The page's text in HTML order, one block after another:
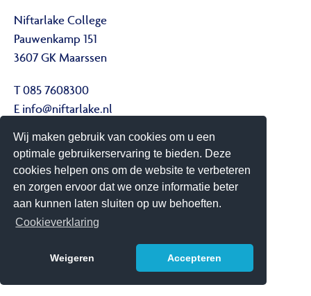
Wij maken gebruik van cookies om u een
optimale gebruikerservaring te bieden. Deze
cookies helpen ons om de website te verbeteren
en zorgen ervoor dat we onze informatie beter
aan kunnen laten sluiten op uw behoeften.
Cookieverklaring
Weigeren Accepteren
Niftarlake College
Pauwenkamp 151
3607 GK Maarssen
T 085 7608300
E info@niftarlake.nl
Volg ons ook op:
Twitter
Het Niftarlake College heeft het predicaat Technasium